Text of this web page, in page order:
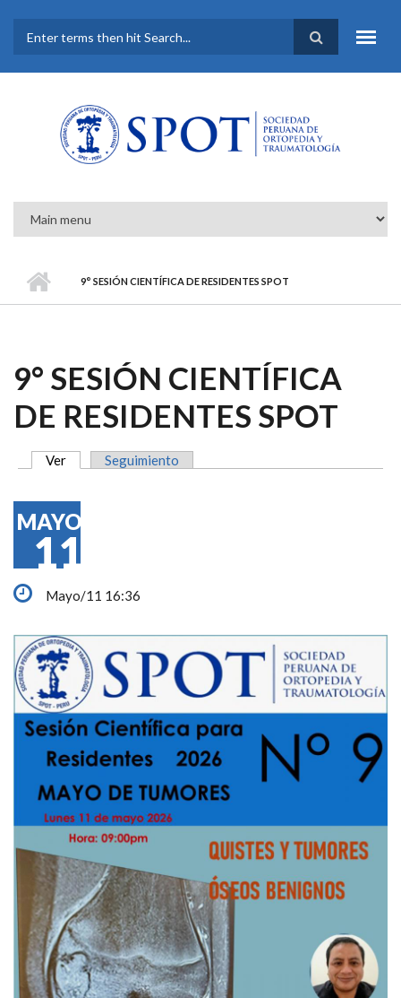
FORMULARIO DE
BÚSQUEDA
9° SESIÓN CIENTÍFICA DE RESIDENTES SPOT
9° SESIÓN CIENTÍFICA
DE RESIDENTES SPOT
Ver (solapa activa)
Seguimiento
MAYO
11
Mayo/11 16:36